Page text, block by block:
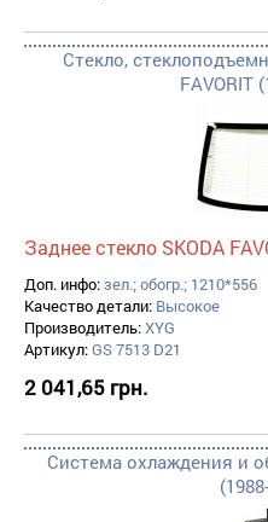
Стекло,
FAVORIT
Заднее стекло SKODA
Доп. инфо:зел.; обогр.; 1210*556
Качество детали: Высокое
Производитель:XYG
Артикул:GS 7513 D21
2 041,65 грн.
Система охлаждения и